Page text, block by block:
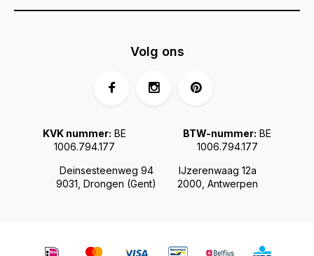
Deinsesteenweg 94
9031, Drongen (Gent)
IJzerenwaag 12a
2000, Antwerpen
KVK nummer: BE
1006.794.177
BTW-nummer: BE
1006.794.177
Volg ons